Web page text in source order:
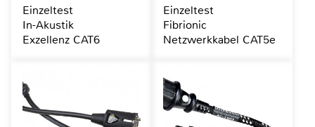
Einzeltest
In-Akustik
Exzellenz CAT6
Einzeltest
Fibrionic
Netzwerkkabel CAT5e